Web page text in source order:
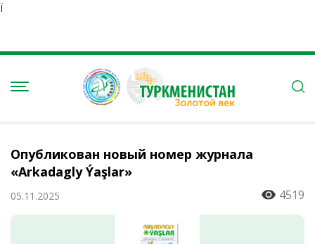
Ï
Опубликован новый номер журнала
«Arkadagly Ýaşlar»
05.11.2025 4519